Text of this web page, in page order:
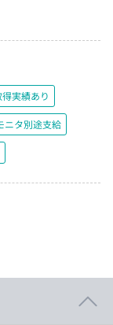
実績あり
ニタ別途支給